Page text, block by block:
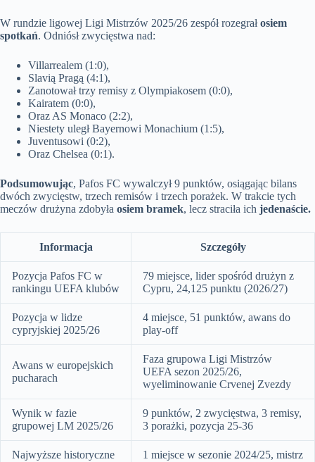
W rundzie ligowej Ligi Mistrzów 2025/26 zespół rozegrałosiem
spotkań. Odniósł zwycięstwa nad:
Villarrealem (1:0),
Slavią Pragą (4:1),
Zanotował trzy remisy z Olympiakosem (0:0),
Kairatem (0:0),
Oraz AS Monaco (2:2),
Niestety uległ Bayernowi Monachium (1:5),
Juventusowi (0:2),
Oraz Chelsea (0:1).
Podsumowując, Pafos FC wywalczył 9 punktów, osiągając bilans
dwóch zwycięstw, trzech remisów i trzech porażek. W trakcie tych
meczów drużyna zdobyła osiem bramek, lecz straciła ich jedenaście.
Informacja Szczegóły
Pozycja Pafos FC w
rankingu UEFA klubów
79 miejsce, lider spośród drużyn z
Cypru, 24,125 punktu (2026/27)
Pozycja w lidze
cypryjskiej 2025/26
4 miejsce, 51 punktów, awans do
play-off
Awans w europejskich
pucharach
Faza grupowa Ligi Mistrzów
UEFA sezon 2025/26,
wyeliminowanie Crvenej Zvezdy
Wynik w fazie
grupowej LM 2025/26
9 punktów, 2 zwycięstwa, 3 remisy,
3 porażki, pozycja 25-36
Najwyższe historyczne
1 miejsce w sezonie 2024/25, mistrz